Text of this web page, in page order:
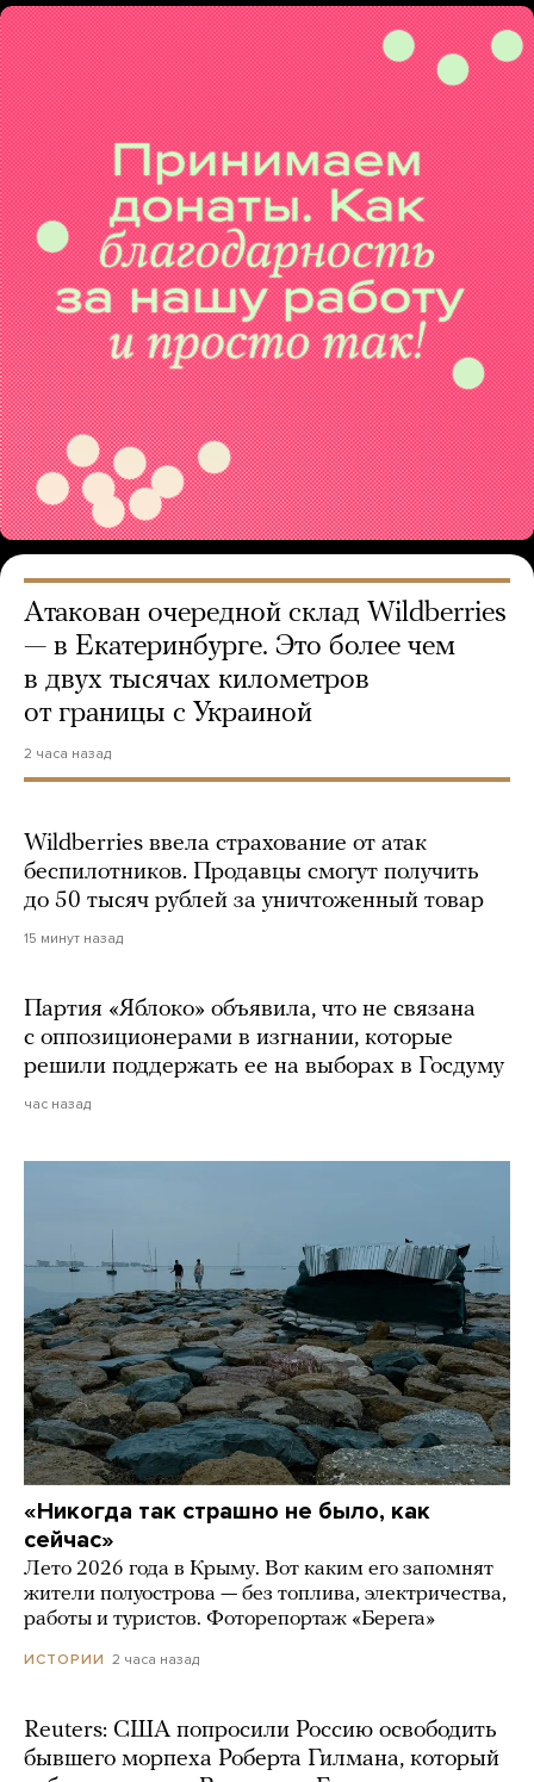
Атакован очередной склад Wildberries
— в Екатеринбурге. Это более чем
в двух тысячах километров
от границы с Украиной
2 часа назад
Wildberries ввела страхование от атак
беспилотников. Продавцы смогут получить
до 50 тысяч рублей за уничтоженный товар
15 минут назад
Партия «Яблоко» объявила, что не связана
с оппозиционерами в изгнании, которые
решили поддержать ее на выборах в Госдуму
час назад
«Никогда так страшно не было, как
сейчас»
Лето 2026 года в Крыму. Вот каким его запомнят
жители полуострова — без топлива, электричества,
работы и туристов. Фоторепортаж «Берега»
ИСТОРИИ 2 часа назад
Reuters: США попросили Россию освободить
бывшего морпеха Роберта Гилмана, который